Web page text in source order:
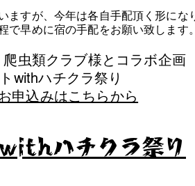
すが、今年は各自手配頂く形にな
で早めに宿の手配をお願い致します。
虫類クラブ様とコラボ企画
withハチクラ祭り
申込みはこちらから
ハチクラ祭り